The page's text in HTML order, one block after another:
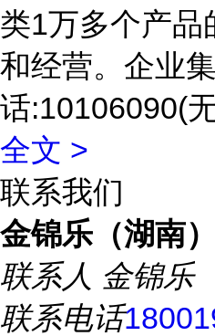
类1万多个产品
和经营。企业
话:10106090(
全文 >
联系我们
金锦乐（湖南
联系人 金锦乐
联系电话